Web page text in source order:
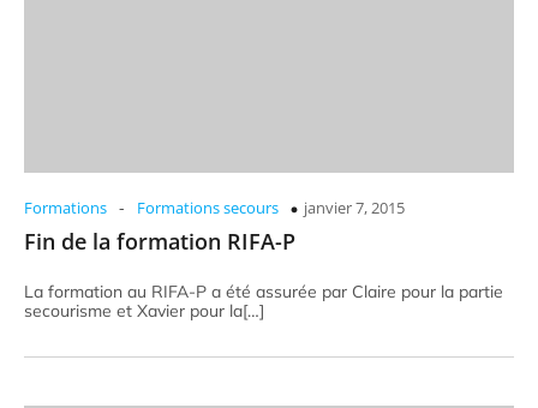
Formations - Formations secours janvier 7, 2015
Fin de la formation RIFA-P
La formation au RIFA-P a été assurée par Claire pour la partie
secourisme et Xavier pour la[…]